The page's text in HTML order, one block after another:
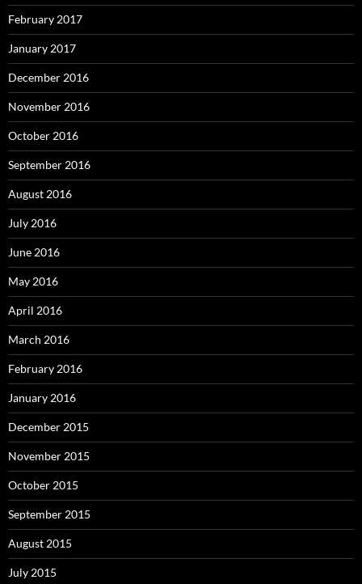
February 2017
January 2017
December 2016
November 2016
October 2016
September 2016
August 2016
July 2016
June 2016
May 2016
April 2016
March 2016
February 2016
January 2016
December 2015
November 2015
October 2015
September 2015
August 2015
July 2015